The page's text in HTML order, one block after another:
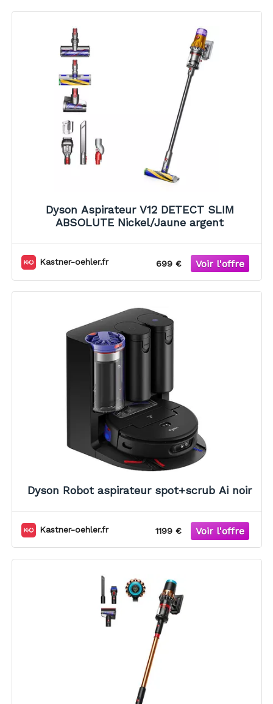
Dyson Aspirateur V12 DETECT SLIM
ABSOLUTE Nickel/Jaune argent
Kastner-oehler.fr 699 €
Dyson Robot aspirateur spot+scrub Ai noir
Kastner-oehler.fr 1199 €